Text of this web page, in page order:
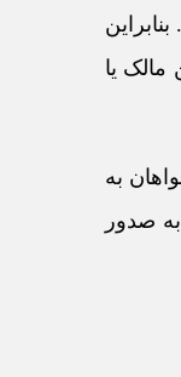
یا
/ 7 / 1392 در مورد دعوای خواهان به
، اقدام به صدور